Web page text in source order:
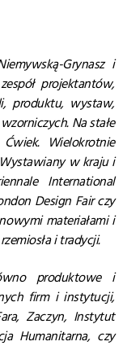
Grynasz i
projektantów,
produktu, wystaw,
Na stałe
Wielokrotnie
w kraju i
International
Design Fair czy
materiałami i
i tradycji.
produktowe i
firm i instytucji,
Zaczyn, Instytut
Humanitarna, czy